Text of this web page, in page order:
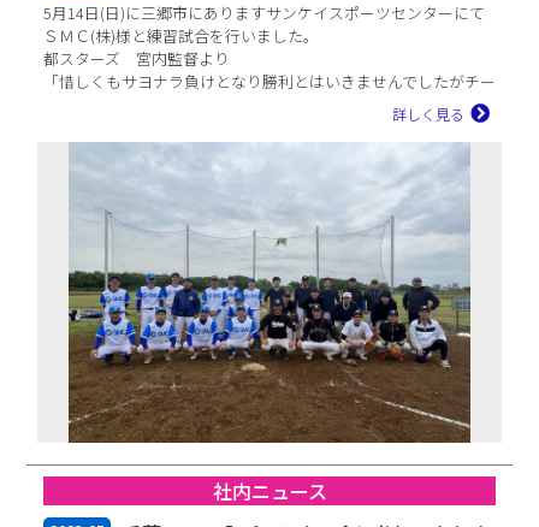
5月14日(日)に三郷市にありますサンケイスポーツセンターにて
ＳＭＣ(株)様と練習試合を行いました。
都スターズ 宮内監督より
「惜しくもサヨナラ負けとなり勝利とはいきませんでしたがチー
詳しく見る
社内ニュース